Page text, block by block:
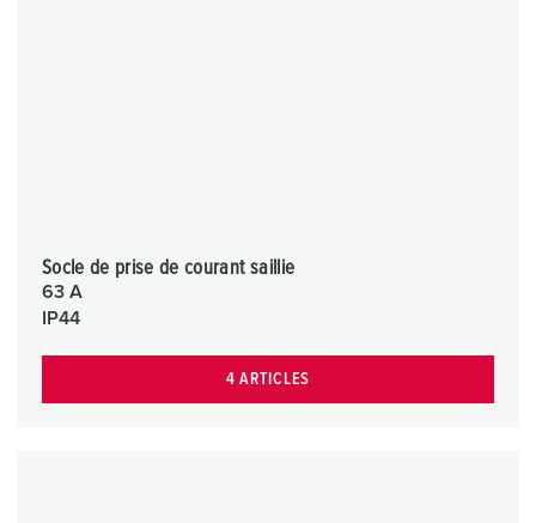
Socle de prise de courant saillie
63 A
IP44
4 ARTICLES